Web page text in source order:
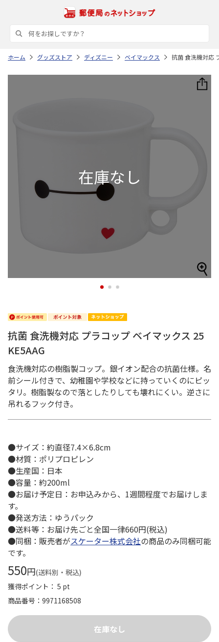
ホーム グッズストア ディズニー ベイマックス 抗菌 食洗機対応
1 2 3
抗菌 食洗機対応 プラコップ ベイマックス 25
KE5AAG
食洗機対応の樹脂製コップ。銀イオン配合の抗菌仕様。名
前シール付きで、幼稚園や学校などに持っていくのにピッ
タリ。樹脂製なので落としたりしても壊れにくい。逆さに
吊れるフック付き。
●サイズ：約直径7.4×6.8cm
●材質：ポリプロピレン
●生産国：日本
●容量：約200ml
●お届け予定日：お申込みから、1週間程度でお届けしま
す。
●発送方法：ゆうパック
●送料等：お届け先ごと全国一律660円(税込)
●同梱：販売者がスケーター株式会社の商品のみ同梱可能
です。
550円(送料別・税込)
獲得ポイント： 5 pt
商品番号
9971168508